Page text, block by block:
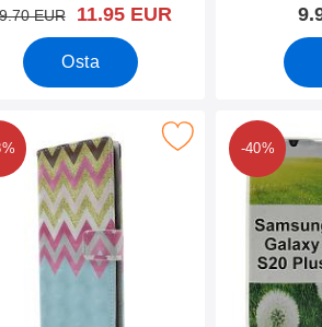
vanha hinta
EUR uusi hinta
11.95 EUR
Osta
(G986B) suosikiksi
Samsung Galaxy S20 Plus
-40%
Merkitse tPU-